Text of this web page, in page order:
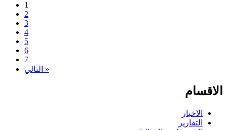
1
2
3
4
5
6
7
التالي »
الاقسام
الاخبار
التقارير